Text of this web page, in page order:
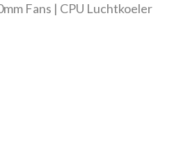
Fans | CPU Luchtkoeler